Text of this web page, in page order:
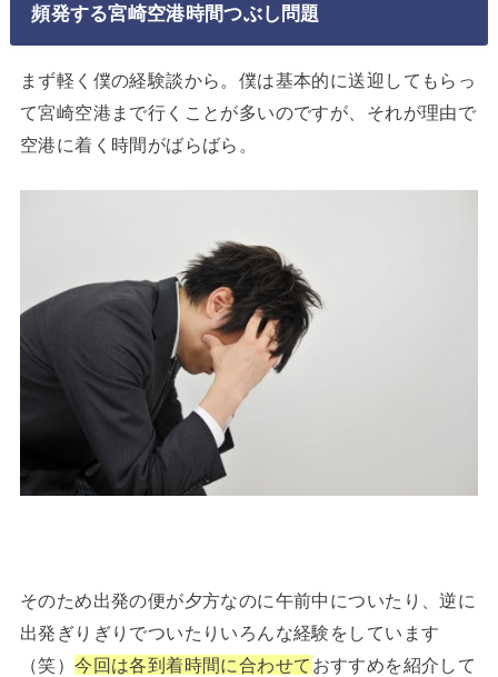
頻発する宮崎空港時間つぶし問題
まず軽く僕の経験談から。僕は基本的に送迎してもらっ
て宮崎空港まで行くことが多いのですが、それが理由で
空港に着く時間がばらばら。
そのため出発の便が夕方なのに午前中についたり、逆に
出発ぎりぎりでついたりいろんな経験をしています
（笑）今回は各到着時間に合わせて おすすめを紹介して